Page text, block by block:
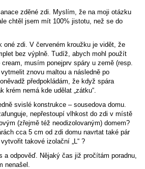
zděné zdi. Myslím, že na moji otázku
chtěl jsem mít 100% jistotu, než se do
oné zdi. V červeném kroužku je vidět, že
bez výplně. Tudíž, abych mohl použít
musím ponejprv spáry u země (resp.
znovu maltou a následně po
předpokládám, že když spára
krém nemá kde udělat „zátku“.
svislé konstrukce – sousedova domu.
nepřestoupí vlhkost do zdi v místě
(zřejmě též neodizolovaným) domem?
cca 5 cm od zdi domu navrtat také pár
takové izolační „L“ ?
a odpověď. Nějaký čas již pročítám poradnu,
nenašel.